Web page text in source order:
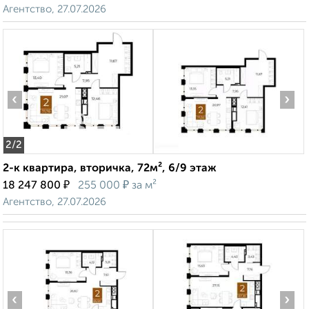
Агентство, 27.07.2026
2/2
‹ ›
2-к квартира, вторичка, 72м², 6/9 этаж
18 247 800 ₽ 255 000 ₽ за м²
Агентство, 27.07.2026
‹ ›